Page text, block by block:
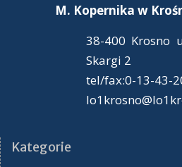
M. Kopernika w
38-400 Krosno
Skargi 2
tel/fax:0-13-43-
Kategorie